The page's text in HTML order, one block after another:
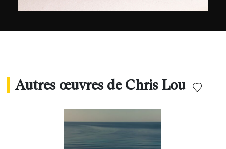
Autres œuvres de Chris Lou